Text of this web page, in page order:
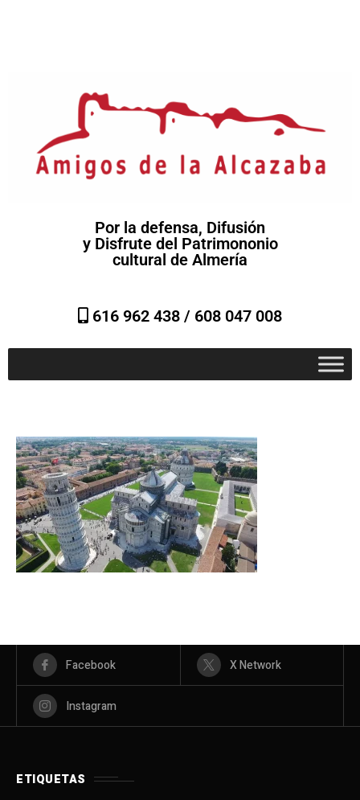
Por la defensa, Difusión
y Disfrute del Patrimononio
cultural de Almería
616 962 438 / 608 047 008
Facebook X Network
Instagram
ETIQUETAS